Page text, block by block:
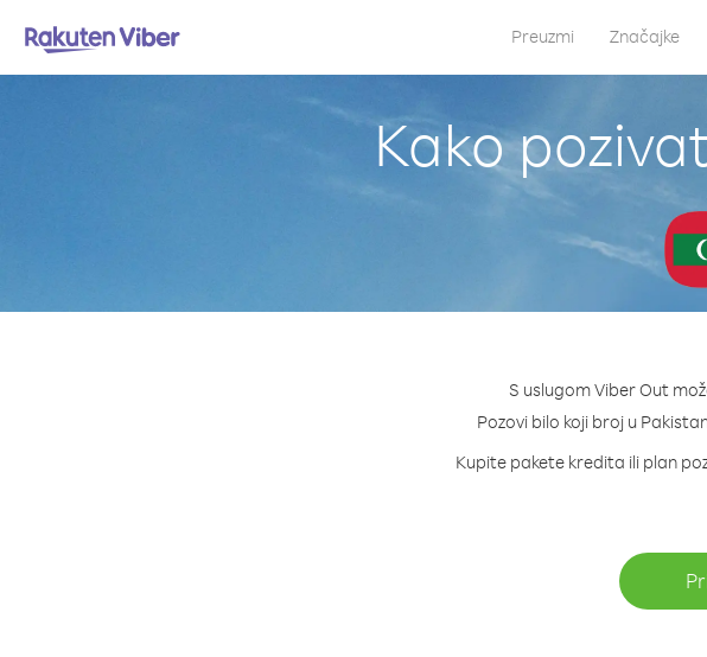
Preuzmi Značajke
Kako
S uslugom Viber Out
Pozovi bilo koji broj u
Kupite pakete kredita ili plan